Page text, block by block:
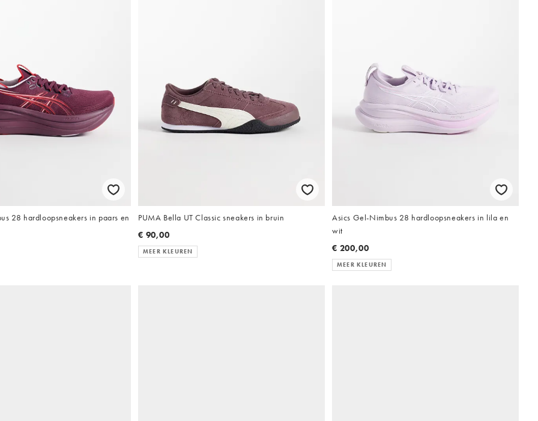
28 hardloopsneakers in paars en
PUMA Bella UT Classic sneakers in bruin
€ 90,00
MEER KLEUREN
Asics Gel-Nimbus 28 hardloopsneakers in lila en
wit
€ 200,00
MEER KLEUREN